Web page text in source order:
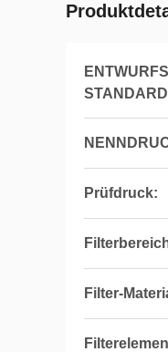
Prüfdruck:
Filter-